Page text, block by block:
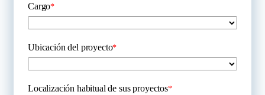
Cargo*
Ubicación del proyecto*
Localización habitual de sus proyectos*